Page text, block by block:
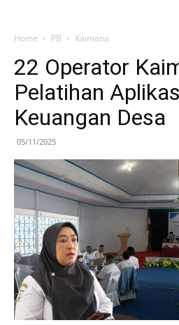
Home PB Kaimana
22 Operator
Pelatihan
Keuangan Desa
05/11/2025